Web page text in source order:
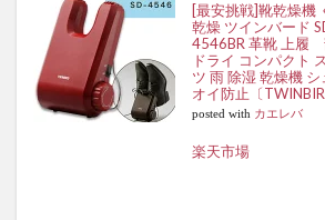
[最安挑戦]靴乾燥機
乾燥 ツインバード
4546BR 革靴 上履
ドライ コンパクト
ツ 雨 除湿 乾燥機
オイ防止〔
posted with カエレバ
楽天市場